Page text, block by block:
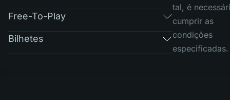
Free-To-Play
Bilhetes
tal, é
cumprir as
condições
especificadas.